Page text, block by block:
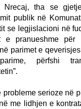
Nrecaj, tha se
publik në
se legjislacioni në
e pranueshme për
parimet e
përfshi
probleme serioze në
me lidhjen e